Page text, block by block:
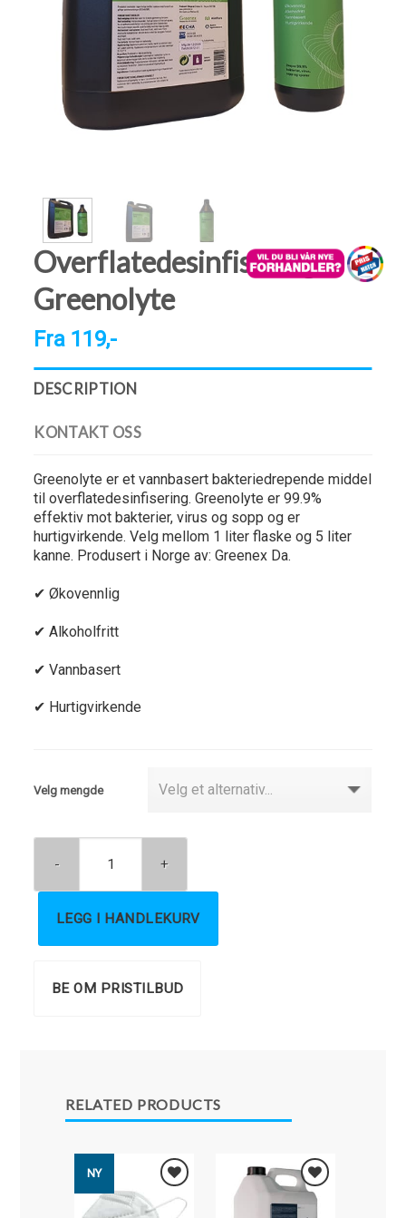
Overflatedesinfisering
Greenolyte
Fra 119,-
DESCRIPTION
KONTAKT OSS
Greenolyte er et vannbasert bakteriedrepende middel
til overflatedesinfisering. Greenolyte er 99.9%
effektiv mot bakterier, virus og sopp og er
hurtigvirkende. Velg mellom 1 liter flaske og 5 liter
kanne. Produsert i Norge av: Greenex Da.
✔ Økovennlig
✔ Alkoholfritt
✔ Vannbasert
✔ Hurtigvirkende
Velg mengde
LEGG I HANDLEKURV
BE OM PRISTILBUD
RELATED PRODUCTS
NY
Legg i
Favoritter
Legg i
Favoritter